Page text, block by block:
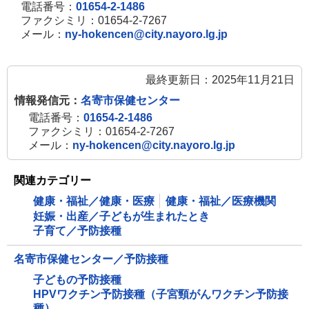
電話番号： 01654-2-1486
ファクシミリ：01654-2-7267
メール： ny-hokencen@city.nayoro.lg.jp
最終更新日：2025年11月21日
情報発信元： 名寄市保健センター
電話番号： 01654-2-1486
ファクシミリ：01654-2-7267
メール： ny-hokencen@city.nayoro.lg.jp
関連カテゴリー
健康・福祉／健康・医療
健康・福祉／医療機関
妊娠・出産／子どもが生まれたとき
子育て／予防接種
名寄市保健センター／予防接種
子どもの予防接種
HPVワクチン予防接種（子宮頸がんワクチン予防接